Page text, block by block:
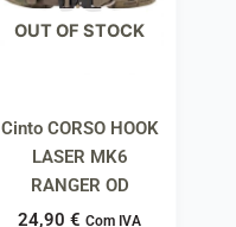
OUT OF STOCK
Cinto CORSO HOOK
LASER MK6
RANGER OD
24,90 € Com IVA